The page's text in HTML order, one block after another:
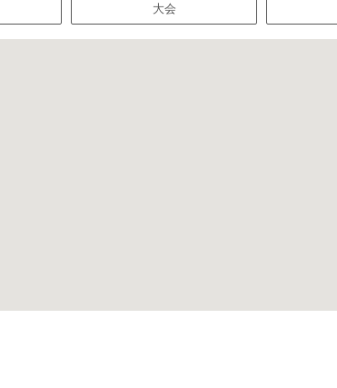
大会